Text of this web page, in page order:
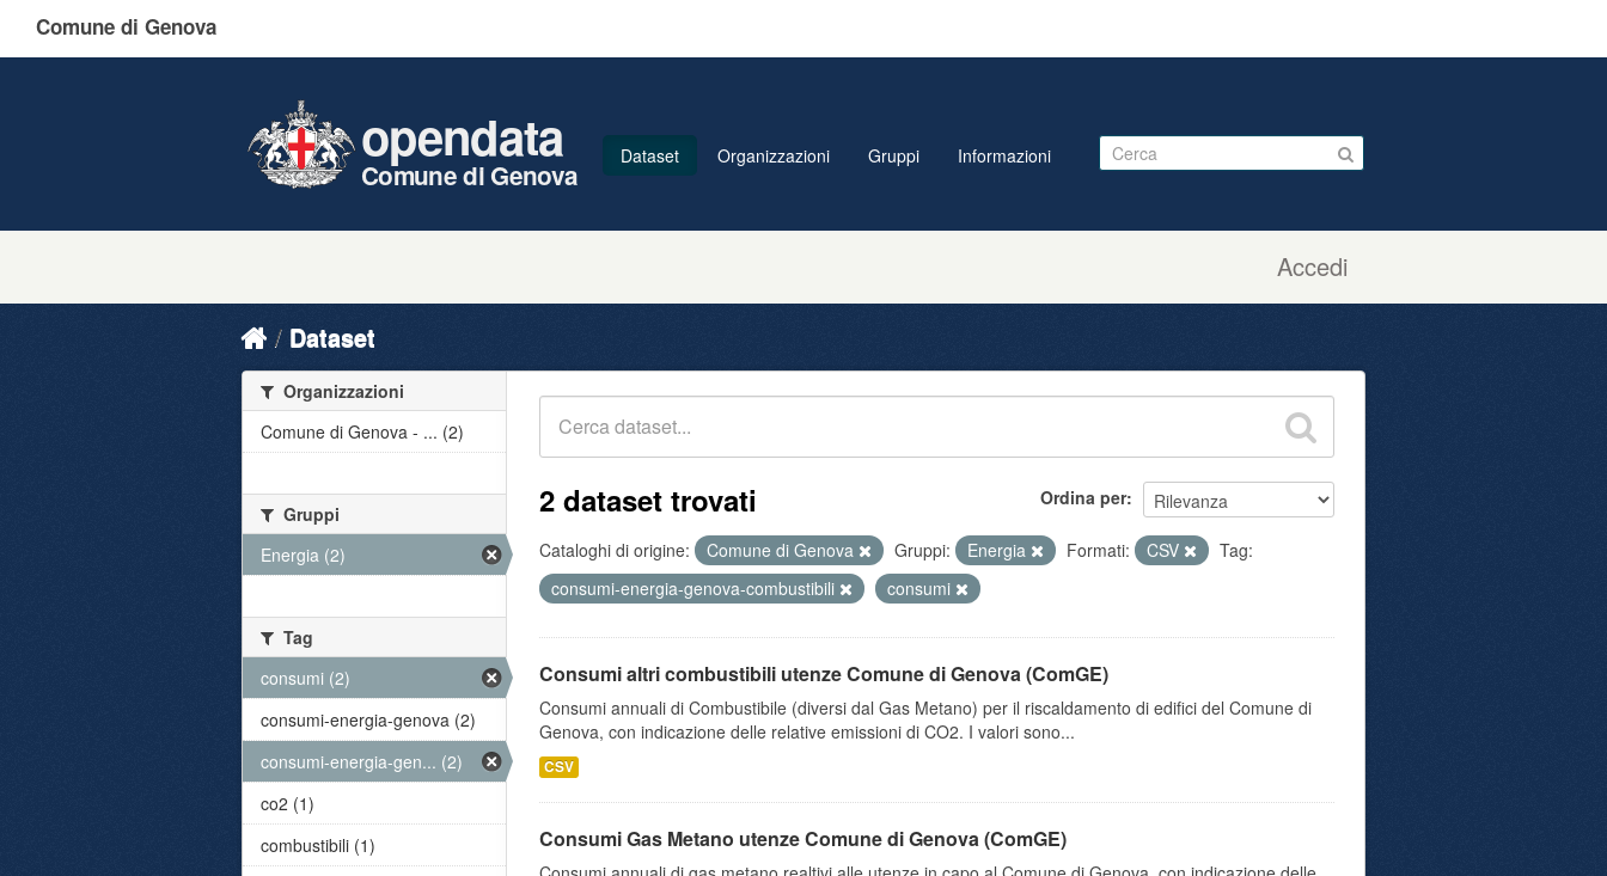
Comune di Genova
Accedi
opendata
Comune di Genova
Dataset Organizzazioni Gruppi Informazioni
Dataset
Ordina per
2 dataset trovati
Cataloghi di origine: Comune di Genova Gruppi: Energia Formati: CSV
Tag:
consumi-energia-genova-combustibili
consumi
Consumi altri combustibili utenze Comune di Genova (ComGE)
Consumi annuali di Combustibile (diversi dal Gas Metano) per il riscaldamento di edifici del Comune di
Genova, con indicazione delle relative emissioni di CO2. I valori sono...
CSV
Consumi Gas Metano utenze Comune di Genova (ComGE)
Organizzazioni
Comune di Genova - ... (2)
Gruppi
Energia (2)
Tag
consumi (2)
consumi-energia-genova (2)
consumi-energia-gen... (2)
co2 (1)
combustibili (1)